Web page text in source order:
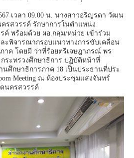
เวลา 09.00 น. นางสาวอริญรดา วัฒน
รสวรรค์ รักษาการในตำแหน่ง
ค์ พร้อมด้วย ผอ.กลุ่ม/หน่วย เข้าร่วม
ะพิจารณากรอบแนวทางการขับเคลื่อน
าค โดยมี ว่าที่ร้อยตรีเจษฎาภรณ์ พร
ระทรวงศึกษาธิการ ปฏิบัติหน้าที่
นศึกษาธิการภาค 18 เป็นประธานที่ประ
Meeting ณ ห้องประชุมแสงจันทร์
นครสวรรค์